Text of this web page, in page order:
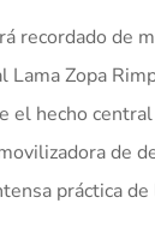
de
Lama Zopa
el hecho
de
práctica